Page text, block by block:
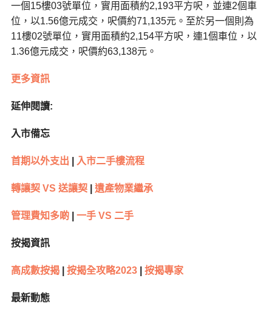
一個15樓03號單位，實用面積約2,193平方呎，並連2個車
位，以1.56億元成交，呎價約71,135元。至於另一個則為
11樓02號單位，實用面積約2,154平方呎，連1個車位，以
1.36億元成交，呎價約63,138元。
更多資訊
延伸閱讀:
入市備忘
首期以外支出 入市二手樓流程
轉讓契 VS 送讓契| 遺產物業繼承
管理費知多啲| 一手 VS 二手
按揭資訊
高成數按揭| 按揭全攻略2023| 按揭專家
最新動態